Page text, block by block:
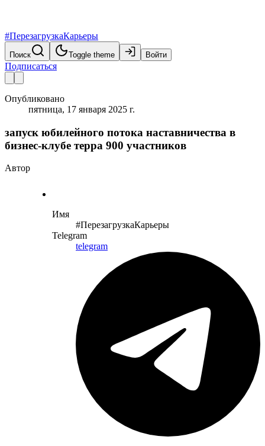
#ПерезагрузкаКарьеры
Поиск Toggle theme Войти
Подписаться
Опубликовано
пятница, 17 января 2025 г.
запуск юбилейного потока наставничества в
бизнес-клубе терра 900 участников
Автор
Имя
#ПерезагрузкаКарьеры
Telegram
telegram